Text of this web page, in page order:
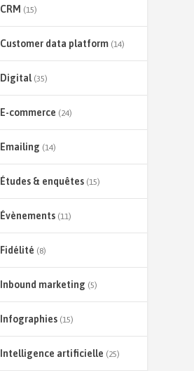
CRM (15)
Customer data platform(14)
Digital(35)
E-commerce (24)
Emailing (14)
Études & enquêtes(15)
Évènements(11)
Fidélité (8)
Inbound marketing (5)
Infographies(15)
Intelligence artificielle (25)